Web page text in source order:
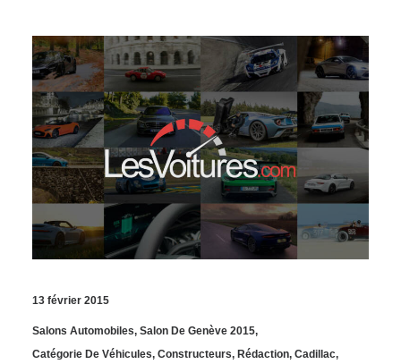
13 février 2015
Salons Automobiles, Salon De Genève 2015,
Catégorie De Véhicules, Constructeurs, Rédaction, Cadillac,